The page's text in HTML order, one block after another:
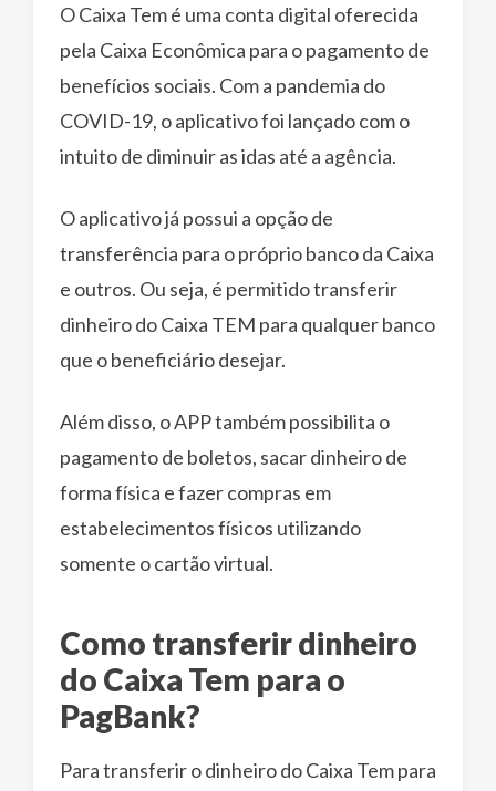
O Caixa Tem é uma conta digital oferecida
pela Caixa Econômica para o pagamento de
benefícios sociais. Com a pandemia do
COVID-19, o aplicativo foi lançado com o
intuito de diminuir as idas até a agência.
O aplicativo já possui a opção de
transferência para o próprio banco da Caixa
e outros. Ou seja, é permitido transferir
dinheiro do Caixa TEM para qualquer banco
que o beneficiário desejar.
Além disso, o APP também possibilita o
pagamento de boletos, sacar dinheiro de
forma física e fazer compras em
estabelecimentos físicos utilizando
somente o cartão virtual.
Como transferir dinheiro
do Caixa Tem para o
PagBank?
Para transferir o dinheiro do Caixa Tem para